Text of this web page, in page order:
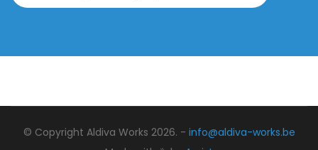
© Copyright Aldiva Works 2026. - info@aldiva-works.be